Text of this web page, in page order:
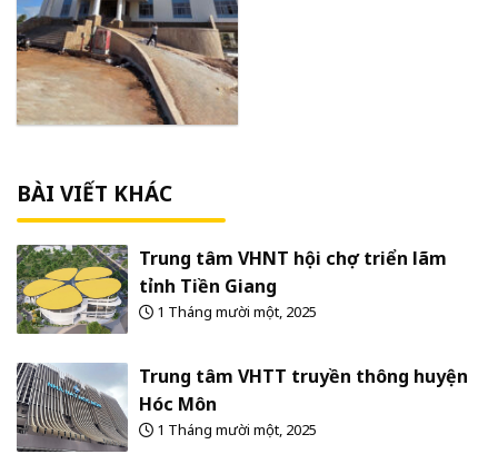
BÀI VIẾT KHÁC
Trung tâm VHNT hội chợ triển lãm
tỉnh Tiền Giang
1 Tháng mười một, 2025
Trung tâm VHTT truyền thông huyện
Hóc Môn
1 Tháng mười một, 2025